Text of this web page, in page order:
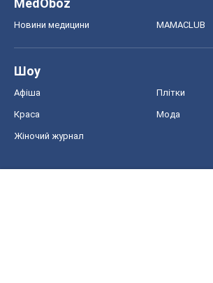
MedOboz
Новини медицини MAMACLUB
Шоу
Афіша Плітки
Краса Мода
Жіночий журнал